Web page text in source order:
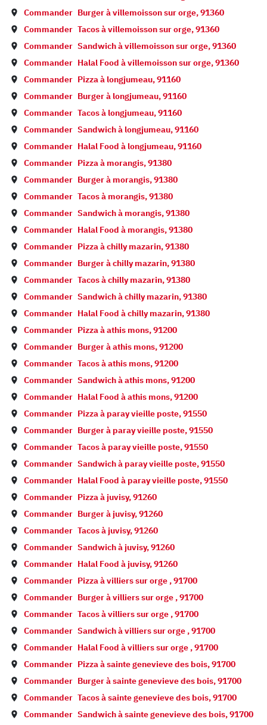
Commander Burger àvillemoisson sur orge,91360
Commander Tacos àvillemoisson sur orge,91360
Commander Sandwich àvillemoisson sur orge,91360
Commander Halal Food àvillemoisson sur orge,91360
Commander Pizza à longjumeau,91160
Commander Burger à longjumeau,91160
Commander Tacos à longjumeau,91160
Commander Sandwich à longjumeau,91160
Commander Halal Food à longjumeau,91160
Commander Pizza à morangis,91380
Commander Burger à morangis,91380
Commander Tacos à morangis,91380
Commander Sandwich à morangis,91380
Commander Halal Food à morangis,91380
Commander Pizza àchilly mazarin,91380
Commander Burger àchilly mazarin,91380
Commander Tacos àchilly mazarin,91380
Commander Sandwich àchilly mazarin,91380
Commander Halal Food àchilly mazarin,91380
Commander Pizza àathis mons,91200
Commander Burger àathis mons,91200
Commander Tacos àathis mons,91200
Commander Sandwich àathis mons,91200
Commander Halal Food àathis mons,91200
Commander Pizza à paray vieille poste,91550
Commander Burger à paray vieille poste,91550
Commander Tacos à paray vieille poste,91550
Commander Sandwich à paray vieille poste,91550
Commander Halal Food à paray vieille poste,91550
Commander Pizza àjuvisy,91260
Commander Burger àjuvisy,91260
Commander Tacos àjuvisy,91260
Commander Sandwich àjuvisy,91260
Commander Halal Food àjuvisy,91260
Commander Pizza àvilliers sur orge ,91700
Commander Burger àvilliers sur orge ,91700
Commander Tacos àvilliers sur orge ,91700
Commander Sandwich àvilliers sur orge ,91700
Commander Halal Food àvilliers sur orge ,91700
Commander Pizza àsainte genevieve des bois,91700
Commander Burger àsainte genevieve des bois,91700
Commander Tacos àsainte genevieve des bois,91700
Commander Sandwich àsainte genevieve des bois,91700